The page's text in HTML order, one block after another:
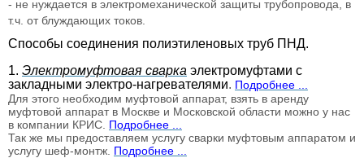
- не нуждается в электромеханической защиты трубопровода, в
т.ч. от блуждающих токов.
Способы соединения полиэтиленовых труб ПНД.
1. Электромуфтовая сварка электромуфтами с
закладными электро-нагревателями. Подробнее ...
Для этого необходим муфтовой аппарат, взять в аренду
муфтовой аппарат в Москве и Московской области можно у нас
в компании КРИС. Подробнее ...
Так же мы предоставляем услугу сварки муфтовым аппаратом и
услугу шеф-монтж. Подробнее ...